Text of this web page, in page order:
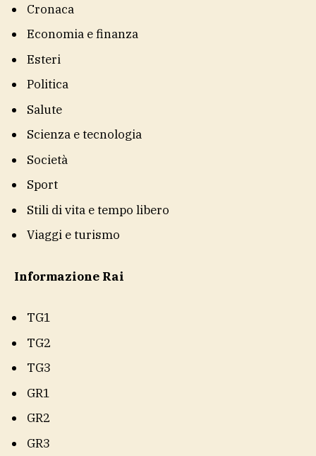
Cronaca
Economia e finanza
Esteri
Politica
Salute
Scienza e tecnologia
Società
Sport
Stili di vita e tempo libero
Viaggi e turismo
Informazione Rai
TG1
TG2
TG3
GR1
GR2
GR3